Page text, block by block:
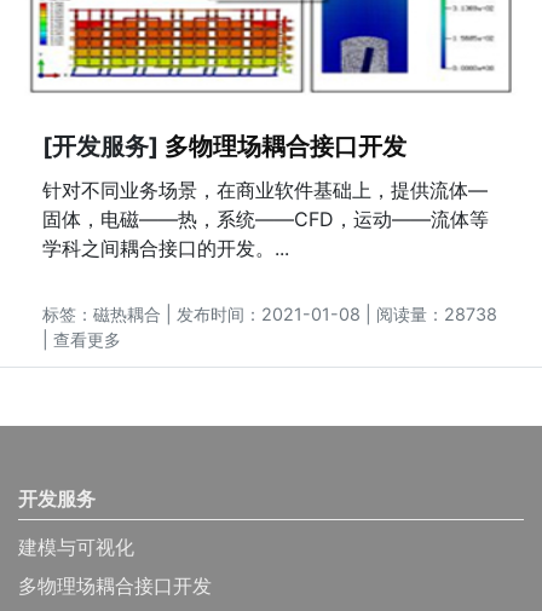
[开发服务] 多物理场耦合接口开发
针对不同业务场景，在商业软件基础上，提供流体—
固体，电磁——热，系统——CFD，运动——流体等
学科之间耦合接口的开发。...
标签： 磁热耦合 | 发布时间：2021-01-08 | 阅读量：28738
查看更多
开发服务
建模与可视化
多物理场耦合接口开发